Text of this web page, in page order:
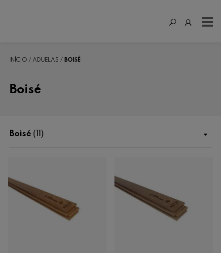
INÍCIO ADUELAS BOISÉ
Boisé
Boisé (11)
Fertilização
Enológicos